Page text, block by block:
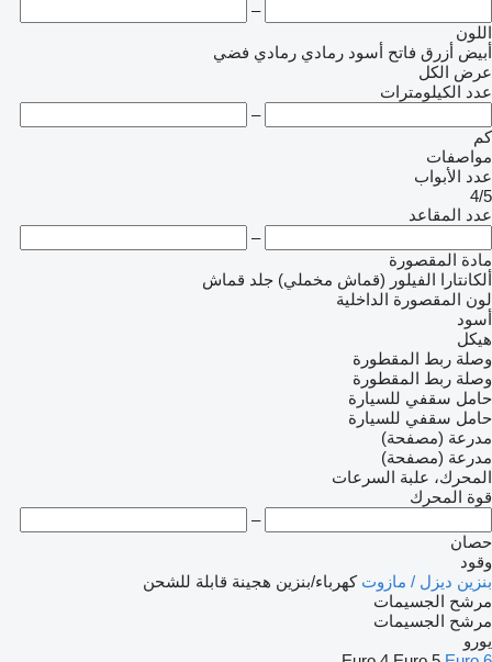
–
اللون
أبيض أزرق فاتح أسود رمادي رمادي فضي
عرض الكل
عدد الكيلومترات
–
كم
مواصفات
عدد الأبواب
4/5
عدد المقاعد
–
مادة المقصورة
ألكانتارا الفيلور (قماش مخملي) جلد قماش
لون المقصورة الداخلية
أسود
هيكل
وصلة ربط المقطورة
وصلة ربط المقطورة
حامل سقفي للسيارة
حامل سقفي للسيارة
مدرعة (مصفحة)
مدرعة (مصفحة)
المحرك، علبة السرعات
قوة المحرك
–
حصان
وقود
بنزين ديزل / مازوت كهرباء/بنزين هجينة قابلة للشحن
مرشح الجسيمات
مرشح الجسيمات
يورو